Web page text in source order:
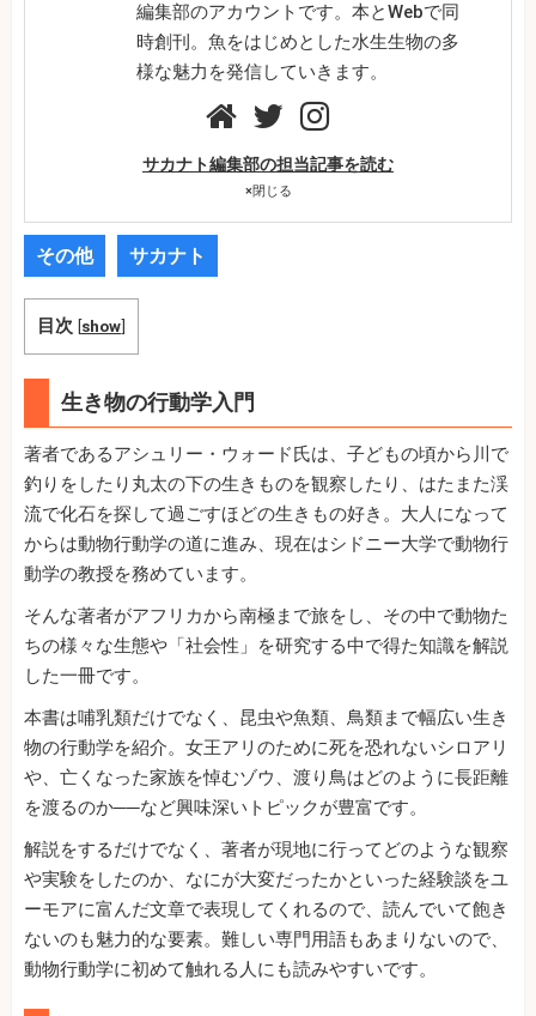
編集部のアカウントです。本とWebで同
時創刊。魚をはじめとした水生生物の多
様な魅力を発信していきます。
サカナト編集部の担当記事を読む
×閉じる
その他 サカナト
目次 [show]
生き物の行動学入門
著者であるアシュリー・ウォード氏は、子どもの頃から川で
釣りをしたり丸太の下の生きものを観察したり、はたまた渓
流で化石を探して過ごすほどの生きもの好き。大人になって
からは動物行動学の道に進み、現在はシドニー大学で動物行
動学の教授を務めています。
そんな著者がアフリカから南極まで旅をし、その中で動物た
ちの様々な生態や「社会性」を研究する中で得た知識を解説
した一冊です。
本書は哺乳類だけでなく、昆虫や魚類、鳥類まで幅広い生き
物の行動学を紹介。女王アリのために死を恐れないシロアリ
や、亡くなった家族を悼むゾウ、渡り鳥はどのように長距離
を渡るのか──など興味深いトピックが豊富です。
解説をするだけでなく、著者が現地に行ってどのような観察
や実験をしたのか、なにが大変だったかといった経験談をユ
ーモアに富んだ文章で表現してくれるので、読んでいて飽き
ないのも魅力的な要素。難しい専門用語もあまりないので、
動物行動学に初めて触れる人にも読みやすいです。